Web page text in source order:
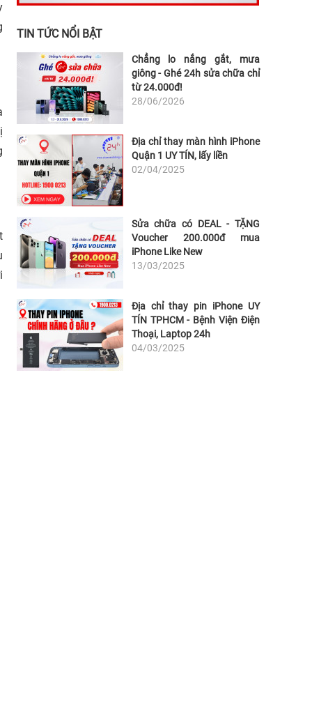
TIN TỨC NỔI BẬT
Chẳng lo nắng gắt, mưa
giông - Ghé 24h sửa chữa chỉ
từ 24.000đ!
28/06/2026
Địa chỉ thay màn hình iPhone
Quận 1 UY TÍN, lấy liền
02/04/2025
Sửa chữa có DEAL - TẶNG
Voucher 200.000đ mua
iPhone Like New
13/03/2025
Địa chỉ thay pin iPhone UY
TÍN TPHCM - Bệnh Viện Điện
Thoại, Laptop 24h
04/03/2025